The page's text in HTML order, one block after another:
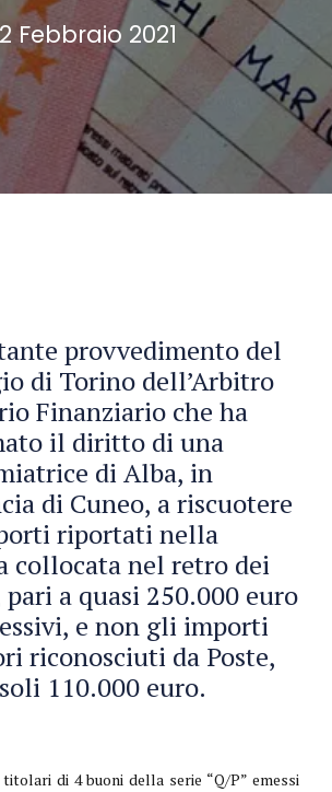
2 Febbraio 2021
provvedimento del
di Torino dell’Arbitro
Finanziario che ha
il diritto di una
di Alba, in
di Cuneo, a riscuotere
riportati nella
collocata nel retro dei
a quasi 250.000 euro
e non gli importi
riconosciuti da Poste,
110.000 euro.
di 4 buoni della serie “Q/P” emessi